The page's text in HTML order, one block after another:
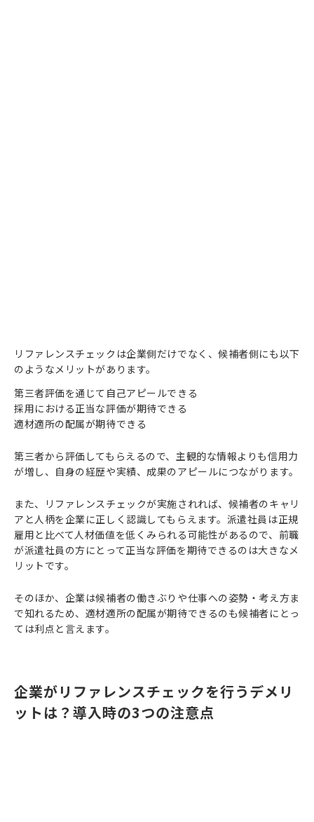
リファレンスチェックは企業側だけでなく、候補者側にも以下
のようなメリットがあります。
第三者評価を通じて自己アピールできる
採用における正当な評価が期待できる
適材適所の配属が期待できる
第三者から評価してもらえるので、主観的な情報よりも信用力
が増し、自身の経歴や実績、成果のアピールにつながります。
また、リファレンスチェックが実施されれば、候補者のキャリ
アと人柄を企業に正しく認識してもらえます。派遣社員は正規
雇用と比べて人材価値を低くみられる可能性があるので、前職
が派遣社員の方にとって正当な評価を期待できるのは大きなメ
リットです。
そのほか、企業は候補者の働きぶりや仕事への姿勢・考え方ま
で知れるため、適材適所の配属が期待できるのも候補者にとっ
ては利点と言えます。
企業がリファレンスチェックを行うデメリ
ットは？導入時の3つの注意点